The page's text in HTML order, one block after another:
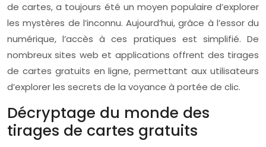
de cartes, a toujours été un moyen populaire d’explorer
les mystères de l’inconnu. Aujourd’hui, grâce à l’essor du
numérique, l’accès à ces pratiques est simplifié. De
nombreux sites web et applications offrent des tirages
de cartes gratuits en ligne, permettant aux utilisateurs
d’explorer les secrets de la voyance à portée de clic.
Décryptage du monde des
tirages de cartes gratuits